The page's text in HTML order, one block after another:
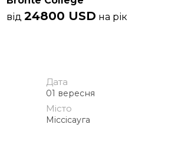
від24800 USD на рік
Дата
01 вересня
Місто
Міссісауга